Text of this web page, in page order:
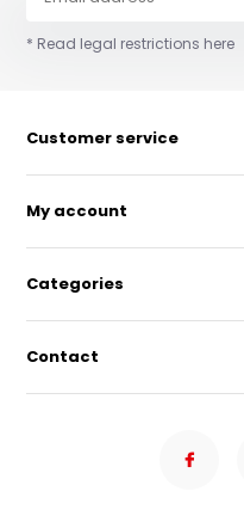
* Read legal restrictions here
Customer service
My account
Categories
Contact